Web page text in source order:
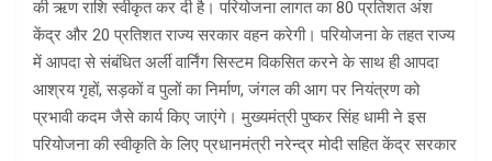
की ऋण राशि स्वीकृत कर दी है। परियोजना लागत का 80 प्रतिशत अंश
केंद्र और 20 प्रतिशत राज्य सरकार वहन करेगी। परियोजना के तहत राज्य
में आपदा से संबंधित अर्ली वार्निंग सिस्टम विकसित करने के साथ ही आपदा
आश्रय गृहों, सड़कों व पुलों का निर्माण, जंगल की आग पर नियंत्रण को
प्रभावी कदम जैसे कार्य किए जाएंगे। मुख्यमंत्री पुष्कर सिंह धामी ने इस
परियोजना की स्वीकृति के लिए प्रधानमंत्री नरेन्द्र मोदी सहित केंद्र सरकार